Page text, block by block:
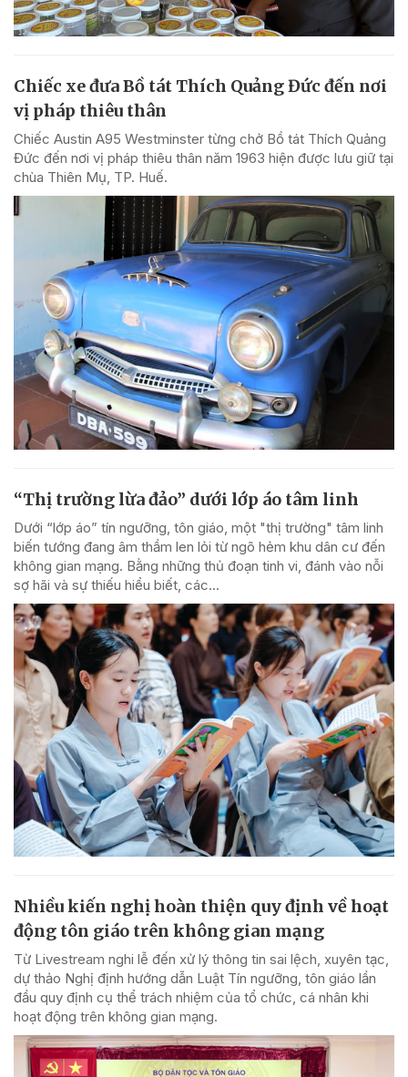
Chiếc xe đưa Bồ tát Thích Quảng Đức đến nơi
vị pháp thiêu thân
Chiếc Austin A95 Westminster từng chở Bồ tát Thích Quảng
Đức đến nơi vị pháp thiêu thân năm 1963 hiện được lưu giữ tại
chùa Thiên Mụ, TP. Huế.
“Thị trường lừa đảo” dưới lớp áo tâm linh
Dưới “lớp áo” tín ngưỡng, tôn giáo, một "thị trường" tâm linh
biến tướng đang âm thầm len lỏi từ ngõ hẻm khu dân cư đến
không gian mạng. Bằng những thủ đoạn tinh vi, đánh vào nỗi
sợ hãi và sự thiếu hiểu biết, các...
Nhiều kiến nghị hoàn thiện quy định về hoạt
động tôn giáo trên không gian mạng
Từ Livestream nghi lễ đến xử lý thông tin sai lệch, xuyên tạc,
dự thảo Nghị định hướng dẫn Luật Tín ngưỡng, tôn giáo lần
đầu quy định cụ thể trách nhiệm của tổ chức, cá nhân khi
hoạt động trên không gian mạng.